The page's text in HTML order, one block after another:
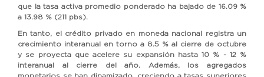
que la tasa activa promedio ponderado ha bajado de 16.09 %
a 13.98 % (211 pbs).
En tanto, el crédito privado en moneda nacional registra un
crecimiento interanual en torno a 8.5 % al cierre de octubre
y se proyecta que acelere su expansión hasta 10 % - 12 %
interanual al cierre del año. Además, los agregados